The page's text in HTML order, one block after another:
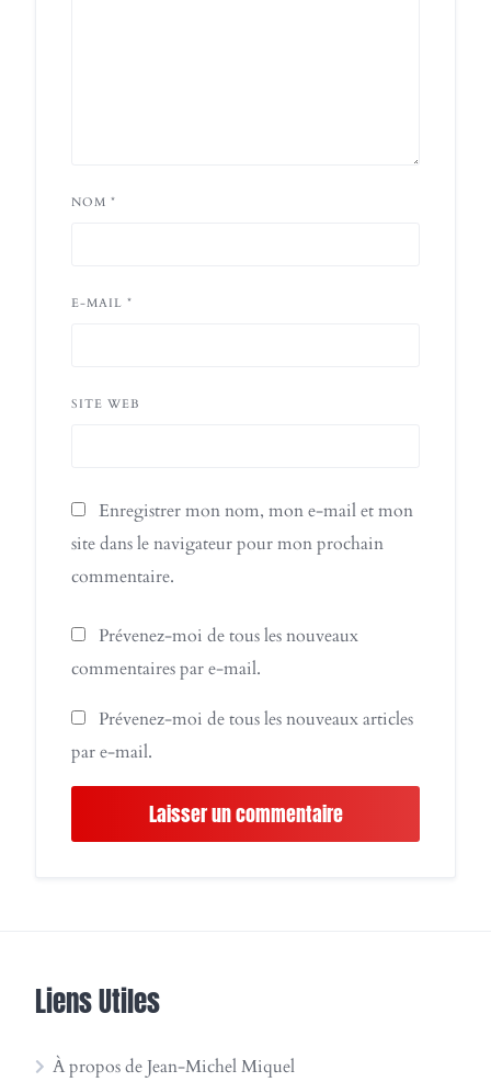
NOM *
E-MAIL *
SITE WEB
Enregistrer mon nom, mon e-mail et mon
site dans le navigateur pour mon prochain
commentaire.
Prévenez-moi de tous les nouveaux
commentaires par e-mail.
Prévenez-moi de tous les nouveaux articles
par e-mail.
Liens Utiles
À propos de Jean-Michel Miquel